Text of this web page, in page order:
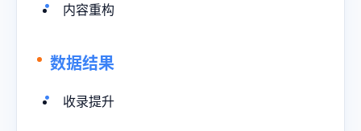
内容重构
数据结果
收录提升